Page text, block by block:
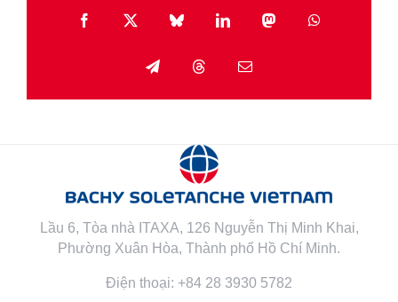
Facebook
X BlueskyLinkedInMastodonWhatsApp
TelegramThreadsEmail
Lầu 6, Tòa nhà ITAXA, 126 Nguyễn Thị Minh Khai,
Phường Xuân Hòa, Thành phố Hồ Chí Minh.
Điện thoại: +84 28 3930 5782